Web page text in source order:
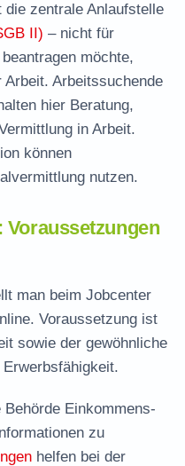
zentrale Anlaufstelle
II) – nicht für
möchte,
Arbeitssuchende
hier Beratung,
in Arbeit.
können
nutzen.
man beim Jobcenter
Voraussetzung ist
sowie der gewöhnliche
Einkommens-
zu
helfen bei der